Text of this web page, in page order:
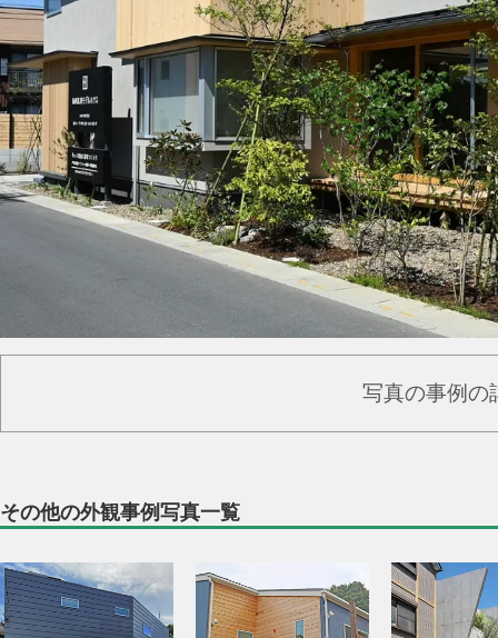
写真の事例の
その他の外観事例写真一覧